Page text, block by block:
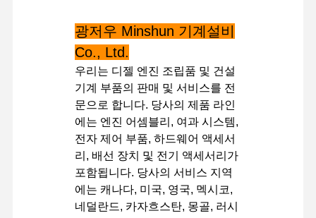
제품 VR 쇼
우리 에 관한
광저우 Minshun 기계설비
Co., Ltd.
우리는 디젤 엔진 조립품 및 건설
기계 부품의 판매 및 서비스를 전
문으로 합니다. 당사의 제품 라인
에는 엔진 어셈블리, 여과 시스템,
전자 제어 부품, 하드웨어 액세서
리, 배선 장치 및 전기 액세서리가
포함됩니다. 당사의 서비스 지역
에는 캐나다, 미국, 영국, 멕시코,
네덜란드, 카자흐스탄, 몽골, 러시